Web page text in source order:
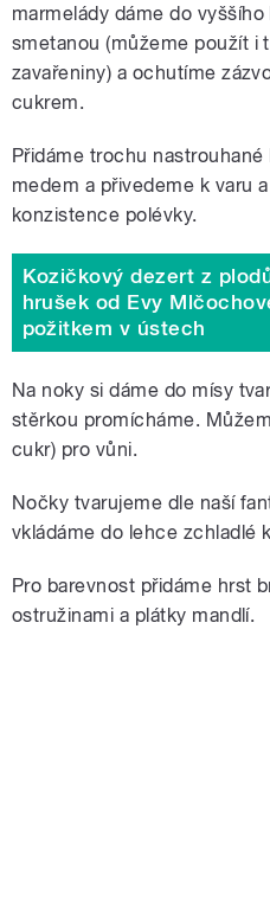
marmelády dáme do
smetanou (můžeme použít i
zavařeniny) a ochutíme
cukrem.
Přidáme trochu
medem a přivedeme k varu
konzistence polévky.
Kozičkový dezert z
hrušek od Evy
požitkem v ústech
Na noky si dáme do mísy
stěrkou promícháme.
cukr) pro vůni.
Nočky tvarujeme dle naší
vkládáme do lehce zchladlé
Pro barevnost přidáme hrst
ostružinami a plátky mandlí.